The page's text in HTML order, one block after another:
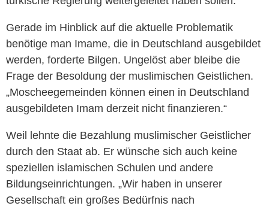
Gerade im Hinblick auf die aktuelle Problematik
benötige man Imame, die in Deutschland ausgebildet
werden, forderte Bilgen. Ungelöst aber bleibe die
Frage der Besoldung der muslimischen Geistlichen.
„Moscheegemeinden können einen in Deutschland
ausgebildeten Imam derzeit nicht finanzieren.“
Weil lehnte die Bezahlung muslimischer Geistlicher
durch den Staat ab. Er wünsche sich auch keine
speziellen islamischen Schulen und andere
Bildungseinrichtungen. „Wir haben in unserer
Gesellschaft ein großes Bedürfnis nach